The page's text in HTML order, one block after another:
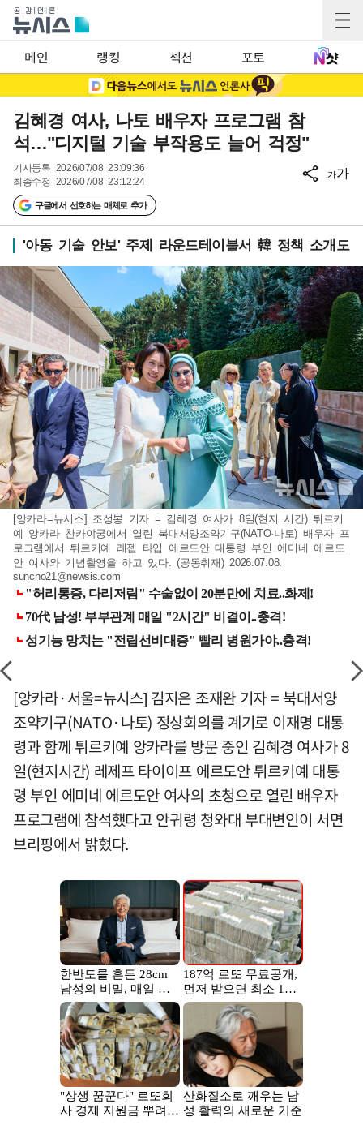
메인 랭킹 섹션 포토
김혜경 여사, 나토 배우자 프로그램 참
석…"디지털 기술 부작용도 늘어 걱정"
기사등록 2026/07/08 23:09:36
최종수정 2026/07/08 23:12:24
구글에서 선호하는 매체로 추가
가가
'아동 기술 안보' 주제 라운드테이블서 韓 정책 소개도
[앙카라=뉴시스] 조성봉 기자 = 김혜경 여사가 8일(현지 시간) 튀르키
예 앙카라 찬카야궁에서 열린 북대서양조약기구(NATO·나토) 배우자 프
로그램에서 튀르키예 레젭 타입 에르도안 대통령 부인 에미네 에르도
안 여사와 기념촬영을 하고 있다. (공동취재) 2026.07.08.
suncho21@newsis.com
[앙카라·서울=뉴시스] 김지은 조재완 기자 = 북대서양
조약기구(NATO·나토) 정상회의를 계기로 이재명 대통
령과 함께 튀르키예 앙카라를 방문 중인 김혜경 여사가 8
일(현지시간) 레제프 타이이프 에르도안 튀르키예 대통
령 부인 에미네 에르도안 여사의 초청으로 열린 배우자
프로그램에 참석했다고 안귀령 청와대 부대변인이 서면
브리핑에서 밝혔다.